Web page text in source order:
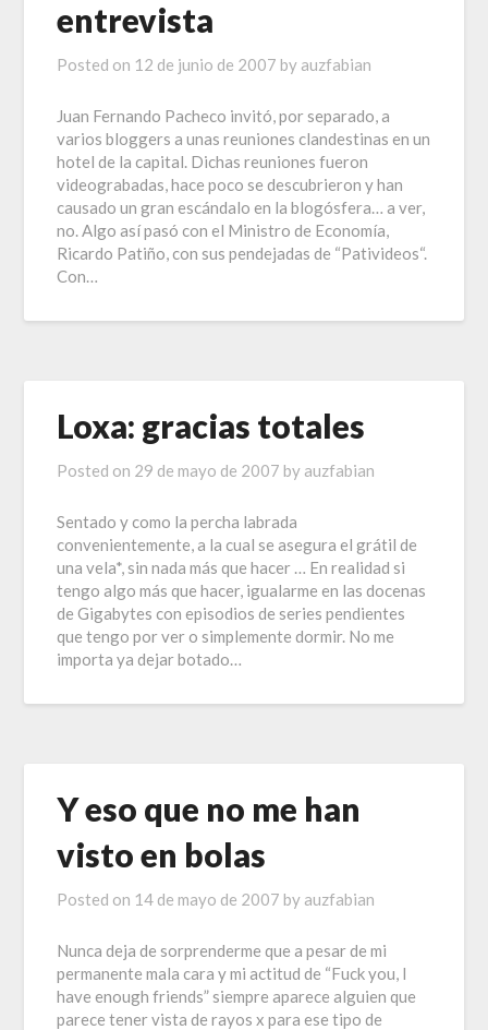
entrevista
Posted on 12 de junio de 2007 by auzfabian
Juan Fernando Pacheco invitó, por separado, a
varios bloggers a unas reuniones clandestinas en un
hotel de la capital. Dichas reuniones fueron
videograbadas, hace poco se descubrieron y han
causado un gran escándalo en la blogósfera… a ver,
no. Algo así pasó con el Ministro de Economía,
Ricardo Patiño, con sus pendejadas de “Pativideos“.
Con…
Loxa: gracias totales
Posted on 29 de mayo de 2007 by auzfabian
Sentado y como la percha labrada
convenientemente, a la cual se asegura el grátil de
una vela*, sin nada más que hacer … En realidad si
tengo algo más que hacer, igualarme en las docenas
de Gigabytes con episodios de series pendientes
que tengo por ver o simplemente dormir. No me
importa ya dejar botado…
Y eso que no me han
visto en bolas
Posted on 14 de mayo de 2007 by auzfabian
Nunca deja de sorprenderme que a pesar de mi
permanente mala cara y mi actitud de “Fuck you, I
have enough friends” siempre aparece alguien que
parece tener vista de rayos x para ese tipo de